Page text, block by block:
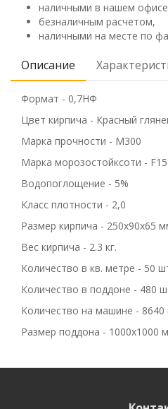
наличными в нашем
безналичным расчетом,
наличными на месте по
Описание
Формат - 0,7НФ
Цвет кирпича - Красный
Марка прочности - M300
Марка морозостойксоти -
Водопоглощение - 5%
Класс плотности - 2,0
Размер кирпича - 250x90x65
Вес кирпича - 2.3 кг.
Количество в кв. метре - 50
Количество в поддоне - 480
Количество на машине - 8640
Размер поддона - 1000x1000